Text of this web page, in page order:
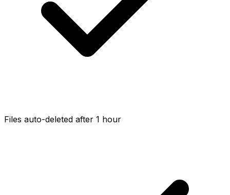
Files auto-deleted after 1 hour